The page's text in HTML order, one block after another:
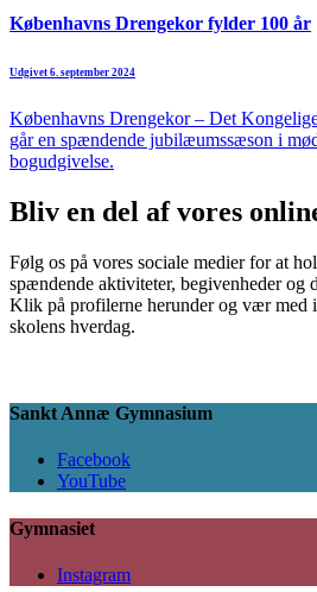
Københavns Drengekor fylder 100 år
Udgivet 6. september 2024
Københavns Drengekor – Det
går en spændende jubilæumssæson i
bogudgivelse.
Bliv en del af vores
Følg os på vores sociale medier for at
spændende aktiviteter, begivenheder og
Klik på profilerne herunder og vær med
skolens hverdag.
Sankt Annæ Gymnasium
Facebook
YouTube
Gymnasiet
Instagram